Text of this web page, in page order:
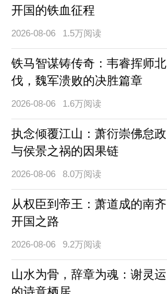
开国的铁血征程
2026-08-06 1.5万阅读
铁马智谋铸传奇：韦睿挥师北
伐，魏军溃败的决胜篇章
2026-08-06 1.6万阅读
执念倾覆江山：萧衍崇佛怠政
与侯景之祸的因果链
2026-08-06 8.0万阅读
从权臣到帝王：萧道成的南齐
开国之路
2026-08-06 9.2万阅读
山水为骨，辞章为魂：谢灵运
的诗意栖居